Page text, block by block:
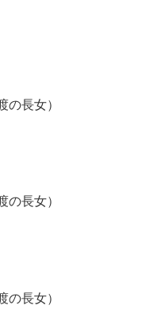
長女）
長女）
長女）